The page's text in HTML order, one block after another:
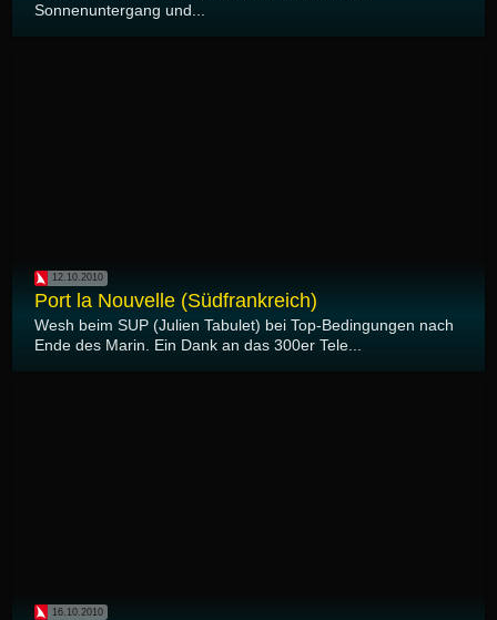
Sonnenuntergang und...
12.10.2010
Port la Nouvelle (Südfrankreich)
Wesh beim SUP (Julien Tabulet) bei Top-Bedingungen nach
Ende des Marin. Ein Dank an das 300er Tele...
16.10.2010